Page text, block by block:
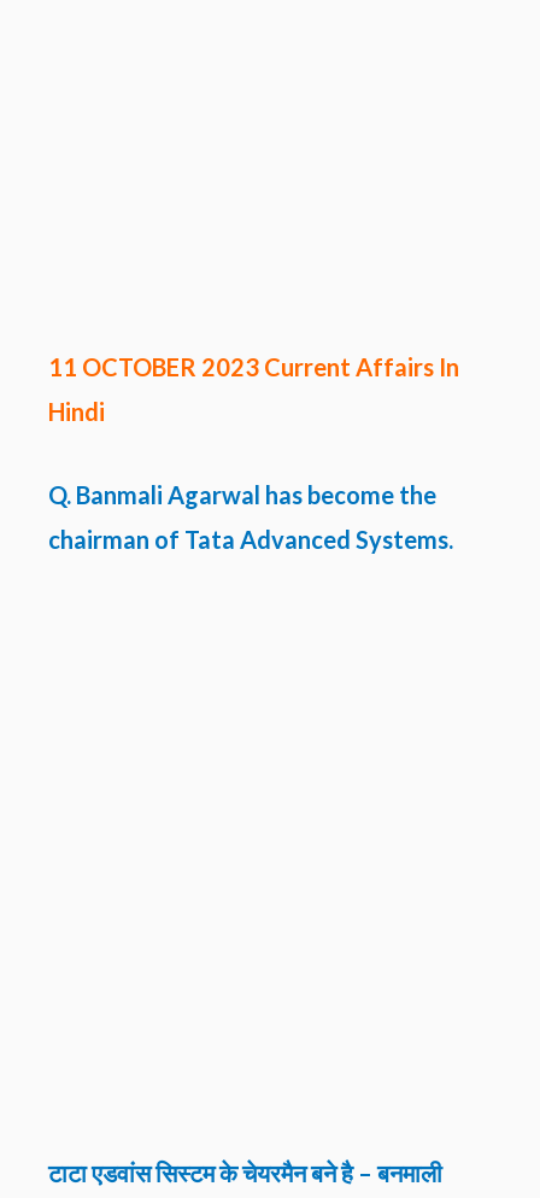
11 OCTOBER 2023 Current Affairs In
Hindi
Q. Banmali Agarwal has become the
chairman of Tata Advanced Systems.
टाटा एडवांस सिस्टम के चेयरमैन बने है – बनमाली